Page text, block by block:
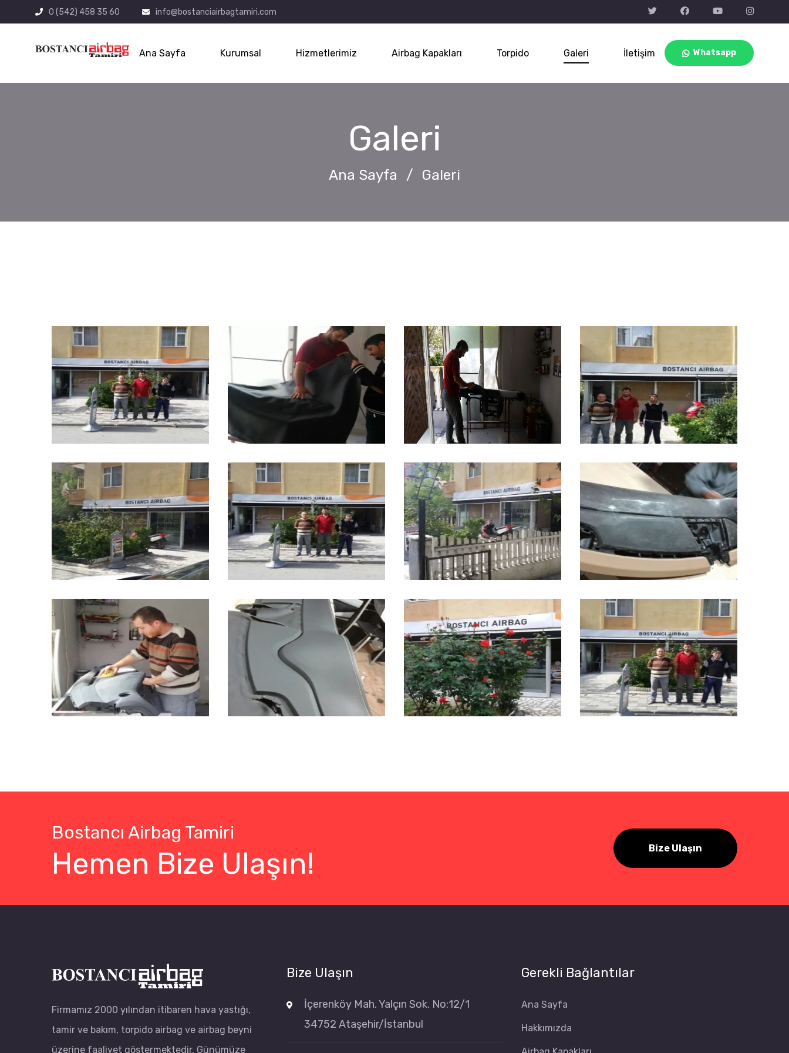
0 (542) 458 35 60 info@bostanciairbagtamiri.com
Ana Sayfa Kurumsal Hizmetlerimiz Airbag Kapakları Torpido Galeri İletişim Whatsapp
Galeri
Ana Sayfa / Galeri
Bostancı Airbag Tamiri
Hemen Bize Ulaşın! Bize Ulaşın
Firmamız 2000 yılından itibaren hava yastığı,
tamir ve bakım, torpido airbag ve airbag beyni
üzerine faaliyet göstermektedir. Günümüze
Bize Ulaşın
İçerenköy Mah. Yalçın Sok. No:12/1
34752 Ataşehir/İstanbul
Gerekli Bağlantılar
Ana Sayfa
Hakkımızda